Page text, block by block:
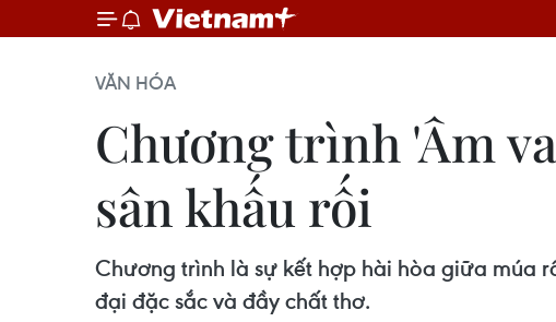
VĂN HÓA
Chương trình 'Âm
sân khấu rối
Chương trình là sự kết hợp hài hòa giữa múa
đại đặc sắc và đầy chất thơ.